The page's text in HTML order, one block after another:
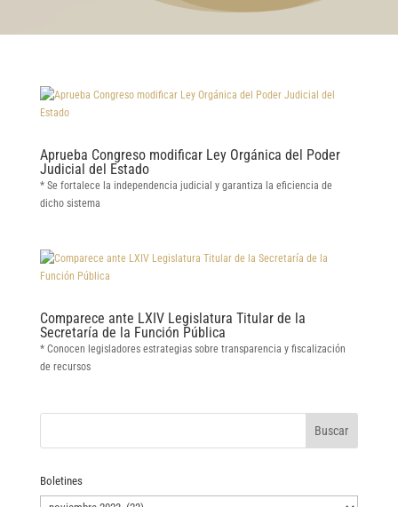
Aprueba Congreso modificar Ley Orgánica del Poder
Judicial del Estado
* Se fortalece la independencia judicial y garantiza la eficiencia de
dicho sistema
Comparece ante LXIV Legislatura Titular de la
Secretaría de la Función Pública
* Conocen legisladores estrategias sobre transparencia y fiscalización
de recursos
Boletines
Boletines